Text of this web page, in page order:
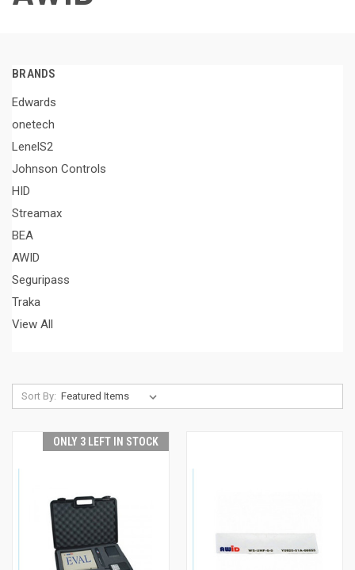
BRANDS
Edwards
onetech
LenelS2
Johnson Controls
HID
Streamax
BEA
AWID
Seguripass
Traka
View All
Sort By:
ONLY 3 LEFT IN STOCK